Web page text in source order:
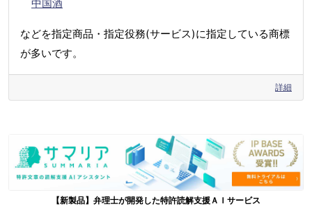
中国酒
などを指定商品・指定役務(サービス)に指定している商標
が多いです。
詳細
【新製品】弁理士が開発した特許読解支援ＡＩサービス